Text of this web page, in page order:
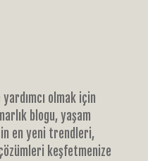
olmak için
blogu, yaşam
en yeni trendleri,
keşfetmenize